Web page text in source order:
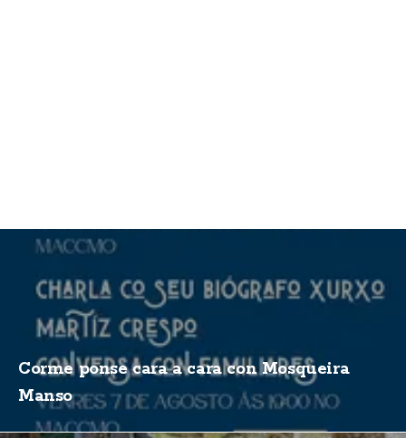
Corme ponse cara a cara con Mosqueira
Manso